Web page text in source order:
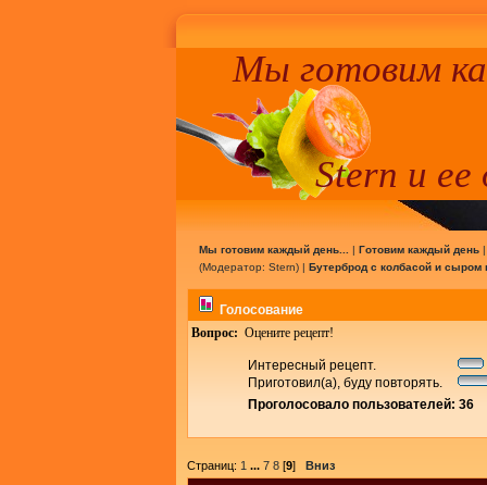
Мы готовим
Stern и ее
Мы готовим каждый день... | Готовим каждый день
(Модератор: Stern) | Бутерброд с колбасой и сыром
Голосование
Вопрос: Оцените рецепт!
Интересный рецепт.
Приготовил(а), буду повторять.
Проголосовало пользователей: 36
Страниц: 1 ... 7 8 [9] Вниз